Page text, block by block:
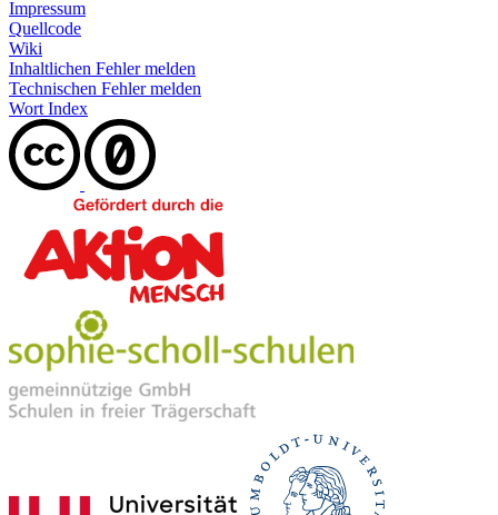
Impressum
Quellcode
Wiki
Inhaltlichen Fehler melden
Technischen Fehler melden
Wort Index